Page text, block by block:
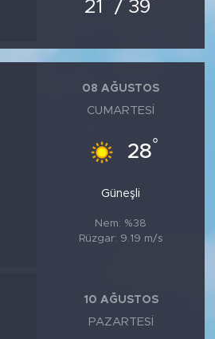
21 / 39
08 AĞUSTOS
CUMARTESI
28°
Güneşli
Nem: %38
Rüzgar: 9.19 m/s
10 AĞUSTOS
PAZARTESI